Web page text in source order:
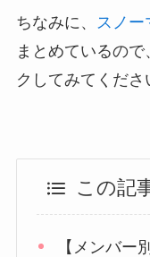
ちなみに、 スノー
まとめているの
クしてみてくださ
この記
【メンバー